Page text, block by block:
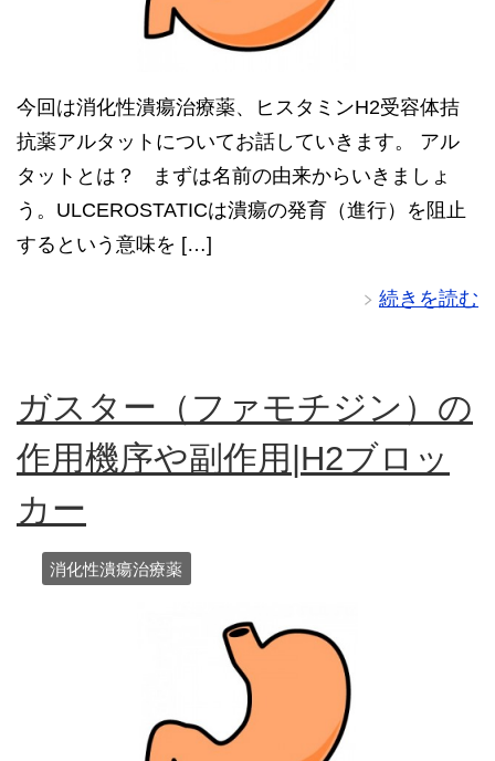
今回は消化性潰瘍治療薬、ヒスタミンH2受容体拮
抗薬アルタットについてお話していきます。 アル
タットとは？ まずは名前の由来からいきましょ
う。ULCEROSTATICは潰瘍の発育（進行）を阻止
するという意味を […]
続きを読む
ガスター（ファモチジン）の
作用機序や副作用|H2ブロッ
カー
消化性潰瘍治療薬